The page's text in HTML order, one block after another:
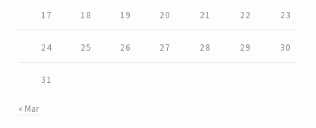
17 18 19 20 21 22 23
24 25 26 27 28 29 30
31
« Mar